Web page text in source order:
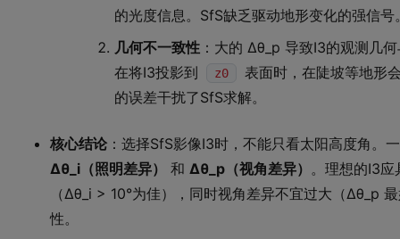
的光度信息。SfS缺乏驱动地形变化的强信号
几何不一致性 ：大的 ∆θ_p 导致I3的观测几
在将I3投影到
z0
表面时，在陡坡等地形
的误差干扰了SfS求解。
核心结论 ：选择SfS影像I3时，不能只看太阳高度角。
∆θ_i（照明差异）
和 ∆θ_p（视角差异） 。理想的I3应
（∆θ_i > 10°为佳），同时视角差异不宜过大（∆θ_p
性。